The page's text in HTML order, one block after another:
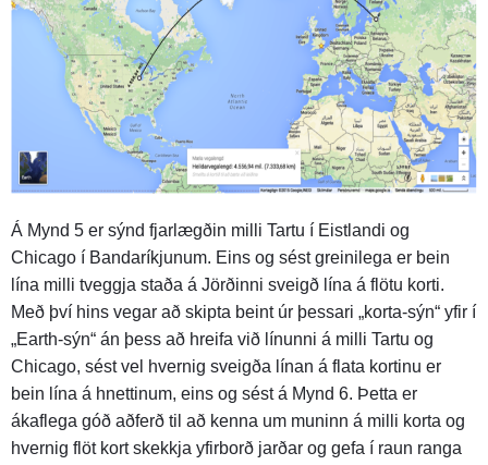
Á Mynd 5 er sýnd fjarlægðin milli Tartu í Eistlandi og
Chicago í Bandaríkjunum. Eins og sést greinilega er bein
lína milli tveggja staða á Jörðinni sveigð lína á flötu korti.
Með því hins vegar að skipta beint úr þessari „korta-sýn“ yfir í
„Earth-sýn“ án þess að hreifa við línunni á milli Tartu og
Chicago, sést vel hvernig sveigða línan á flata kortinu er
bein lína á hnettinum, eins og sést á Mynd 6. Þetta er
ákaflega góð aðferð til að kenna um muninn á milli korta og
hvernig flöt kort skekkja yfirborð jarðar og gefa í raun ranga